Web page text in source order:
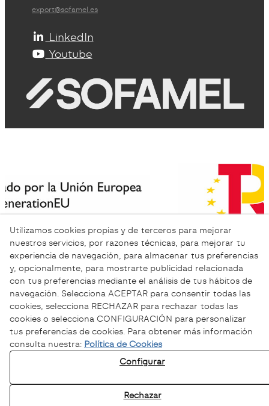
export@sofamel.es
LinkedIn
Youtube
Utilizamos cookies propias y de terceros para mejorar
nuestros servicios, por razones técnicas, para mejorar tu
experiencia de navegación, para almacenar tus preferencias
y, opcionalmente, para mostrarte publicidad relacionada
con tus preferencias mediante el análisis de tus hábitos de
navegación. Selecciona ACEPTAR para consentir todas las
cookies, selecciona RECHAZAR para rechazar todas las
cookies o selecciona CONFIGURACIÓN para personalizar
tus preferencias de cookies. Para obtener más información
consulta nuestra: Política de Cookies
Configurar
Rechazar